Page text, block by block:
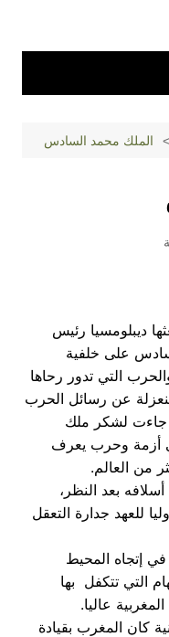
الملك محمد السادس
ديبلومسيا رئيس
على خلفية
التي تدور رحاها
عن رسائل الحرب
جاءت لشكر ملك
أزمة وحرب يعرف
من العالم.
بعد النظر،
للعهد جدارة التعقل
إتجاه المحيط
التي تتكفل بها
عاليا.
كان المغرب بقيادة